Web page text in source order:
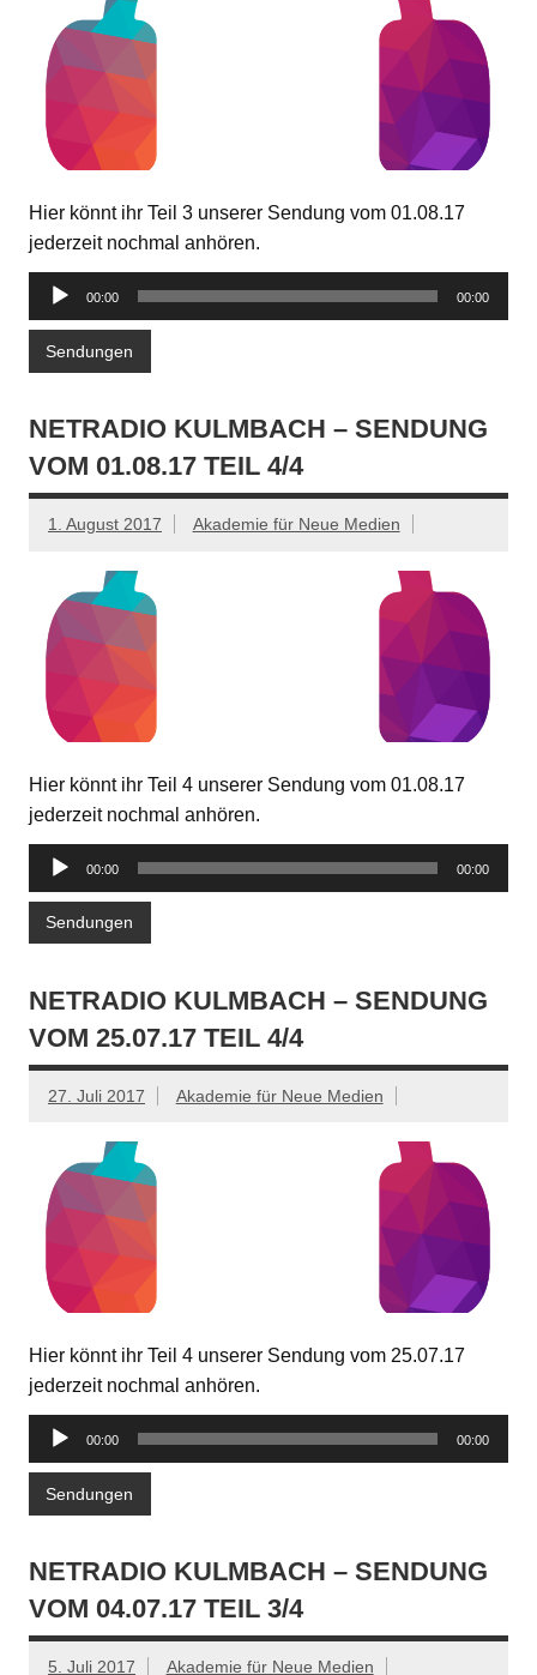
Hier könnt ihr Teil 3 unserer Sendung vom 01.08.17
jederzeit nochmal anhören.
Audio-
Player
00:00 00:00
Sendungen
NETRADIO KULMBACH – SENDUNG
VOM 01.08.17 TEIL 4/4
1. August 2017 Akademie für Neue Medien
Hier könnt ihr Teil 4 unserer Sendung vom 01.08.17
jederzeit nochmal anhören.
Audio-
Player
00:00 00:00
Sendungen
NETRADIO KULMBACH – SENDUNG
VOM 25.07.17 TEIL 4/4
27. Juli 2017 Akademie für Neue Medien
Hier könnt ihr Teil 4 unserer Sendung vom 25.07.17
jederzeit nochmal anhören.
Audio-
Player
00:00 00:00
Sendungen
NETRADIO KULMBACH – SENDUNG
VOM 04.07.17 TEIL 3/4
5. Juli 2017 Akademie für Neue Medien